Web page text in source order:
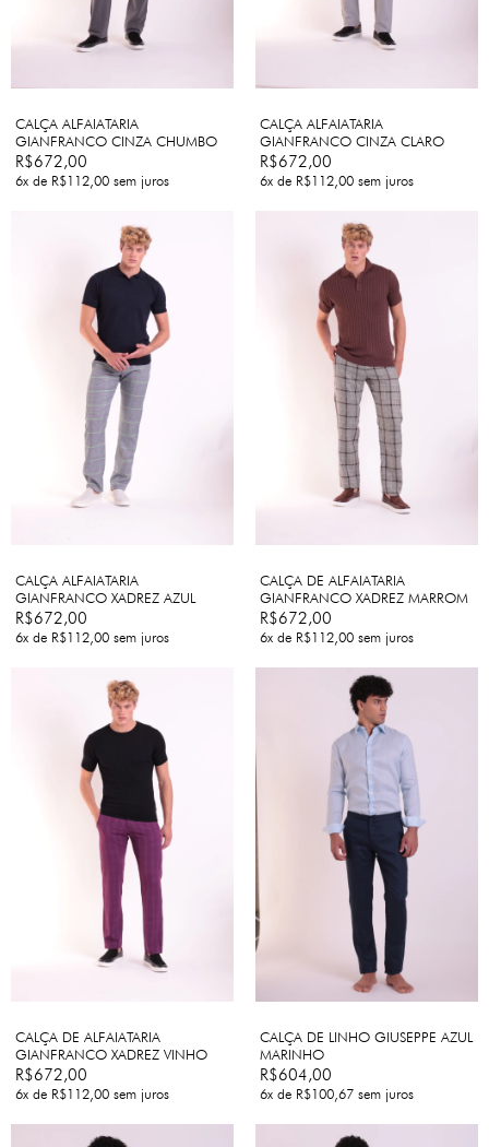
CALÇA ALFAIATARIA
GIANFRANCO CINZA CHUMBO
R$672,00
6x de R$112,00 sem juros
CALÇA ALFAIATARIA
GIANFRANCO CINZA CLARO
R$672,00
6x de R$112,00 sem juros
CALÇA ALFAIATARIA
GIANFRANCO XADREZ AZUL
R$672,00
6x de R$112,00 sem juros
CALÇA DE ALFAIATARIA
GIANFRANCO XADREZ MARROM
R$672,00
6x de R$112,00 sem juros
CALÇA DE ALFAIATARIA
GIANFRANCO XADREZ VINHO
R$672,00
6x de R$112,00 sem juros
CALÇA DE LINHO GIUSEPPE AZUL
MARINHO
R$604,00
6x de R$100,67 sem juros